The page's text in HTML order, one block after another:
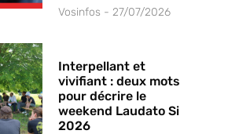
Vosinfos 27/07/2026
Interpellant et
vivifiant : deux mots
pour décrire le
weekend Laudato Si
2026